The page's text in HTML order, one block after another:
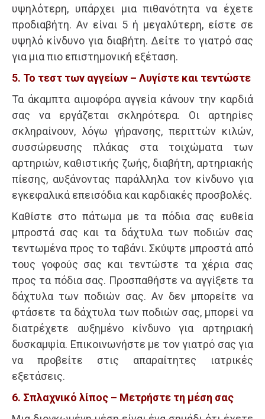
υψηλότερη, υπάρχει μια πιθανότητα να έχετε
προδιαβήτη. Αν είναι 5 ή μεγαλύτερη, είστε σε
υψηλό κίνδυνο για διαβήτη. Δείτε το γιατρό σας
για μια πιο επιστημονική εξέταση.
5. Το τεστ των αγγείων – Λυγίστε και τεντώστε
Τα άκαμπτα αιμοφόρα αγγεία κάνουν την καρδιά
σας να εργάζεται σκληρότερα. Οι αρτηρίες
σκληραίνουν, λόγω γήρανσης, περιττών κιλών,
συσσώρευσης πλάκας στα τοιχώματα των
αρτηριών, καθιστικής ζωής, διαβήτη, αρτηριακής
πίεσης, αυξάνοντας παράλληλα τον κίνδυνο για
εγκεφαλικά επεισόδια και καρδιακές προσβολές.
Καθίστε στο πάτωμα με τα πόδια σας ευθεία
μπροστά σας και τα δάχτυλα των ποδιών σας
τεντωμένα προς το ταβάνι. Σκύψτε μπροστά από
τους γοφούς σας και τεντώστε τα χέρια σας
προς τα πόδια σας. Προσπαθήστε να αγγίξετε τα
δάχτυλα των ποδιών σας. Αν δεν μπορείτε να
φτάσετε τα δάχτυλα των ποδιών σας, μπορεί να
διατρέχετε αυξημένο κίνδυνο για αρτηριακή
δυσκαμψία. Επικοινωνήστε με τον γιατρό σας για
να προβείτε στις απαραίτητες ιατρικές
εξετάσεις.
6. Σπλαχνικό λίπος – Μετρήστε τη μέση σας